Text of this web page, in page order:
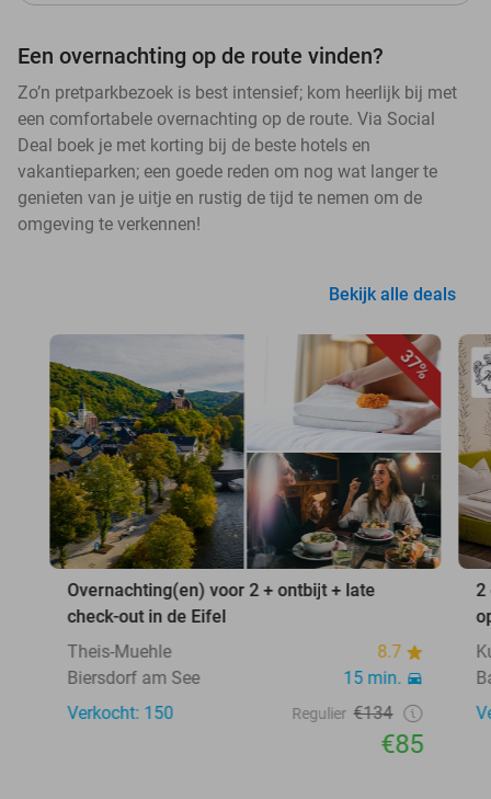
Een overnachting op de route vinden?
Zo’n pretparkbezoek is best intensief; kom heerlijk bij met
een comfortabele overnachting op de route. Via Social
Deal boek je met korting bij de beste hotels en
vakantieparken; een goede reden om nog wat langer te
genieten van je uitje en rustig de tijd te nemen om de
omgeving te verkennen!
Bekijk alle deals
37%
Overnachting(en) voor 2 + ontbijt + late
check-out in de Eifel
Theis-Muehle
8.7
Biersdorf am See
15 min.
Verkocht: 150
Regulier €134
€85
2